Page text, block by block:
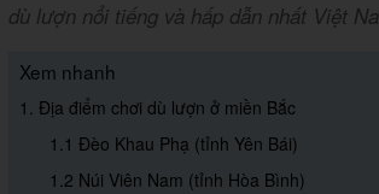
dù lượn nổi tiếng và hấp dẫn nhất Việt
Xem nhanh
1. Địa điểm chơi dù lượn ở miền Bắc
1.1 Đèo Khau Phạ (tỉnh Yên Bái)
1.2 Núi Viên Nam (tỉnh Hòa Bình)